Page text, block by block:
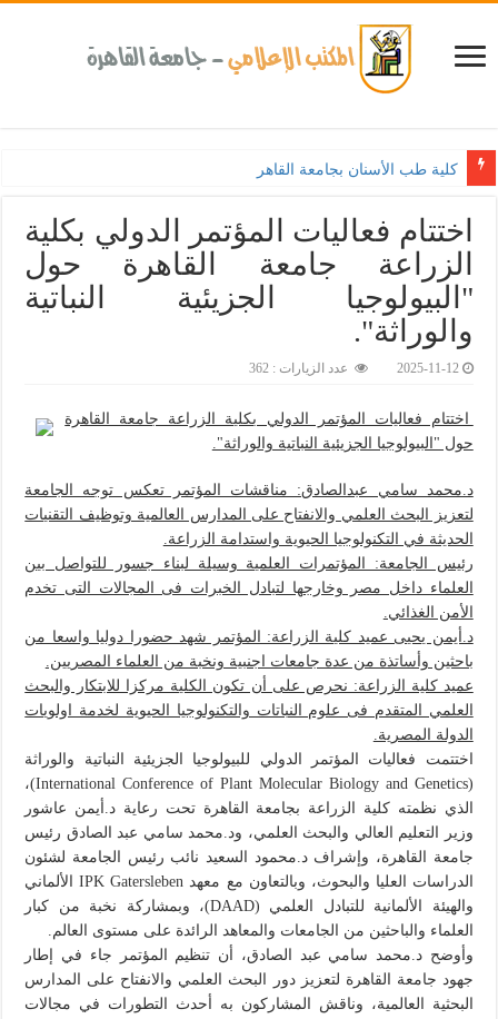
اختتام فعاليات المؤتمر الدولي بكلية
الزراعة جامعة القاهرة حول
"البيولوجيا الجزيئية النباتية
والوراثة".‎
2025-11-12 عدد الزيارات : 362
اختتام فعاليات المؤتمر الدولي بكلية الزراعة جامعة القاهرة
حول "البيولوجيا الجزيئية النباتية والوراثة".
د.محمد سامي عبدالصادق: مناقشات المؤتمر تعكس توجه الجامعة
لتعزيز البحث العلمي والانفتاح على المدارس العالمية وتوظيف التقنيات
الحديثة في التكنولوجيا الحيوية واستدامة الزراعة.
رئيس الجامعة: المؤتمرات العلمية وسيلة لبناء جسور للتواصل بين
العلماء داخل مصر وخارجها لتبادل الخبرات فى المجالات التى تخدم
الأمن الغذائي.
د.أيمن يحيى عميد كلية الزراعة: المؤتمر شهد حضورا دوليا واسعا من
باحثين وأساتذة من عدة جامعات اجنبية ونخبة من العلماء المصريين.
عميد كلية الزراعة: نحرص على أن تكون الكلية مركزا للابتكار والبحث
العلمي المتقدم فى علوم النباتات والتكنولوجيا الحيوية لخدمة اولويات
الدولة المصرية.
اختتمت فعاليات المؤتمر الدولي للبيولوجيا الجزيئية النباتية والوراثة
(International Conference of Plant Molecular Biology and Genetics)،
الذي نظمته كلية الزراعة بجامعة القاهرة تحت رعاية د.أيمن عاشور
وزير التعليم العالي والبحث العلمي، ود.محمد سامي عبد الصادق رئيس
جامعة القاهرة، وإشراف د.محمود السعيد نائب رئيس الجامعة لشئون
الدراسات العليا والبحوث، وبالتعاون مع معهد IPK Gatersleben الألماني
والهيئة الألمانية للتبادل العلمي (DAAD)، وبمشاركة نخبة من كبار
العلماء والباحثين من الجامعات والمعاهد الرائدة على مستوى العالم.
وأوضح د.محمد سامي عبد الصادق، أن تنظيم المؤتمر جاء في إطار
جهود جامعة القاهرة لتعزيز دور البحث العلمي والانفتاح على المدارس
البحثية العالمية، وناقش المشاركون به أحدث التطورات في مجالات